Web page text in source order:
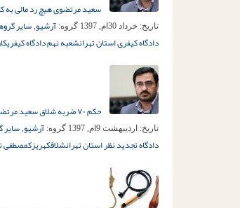
سعید مرتضوی هیچ رد مالی به
تاریخ: خرداد 30ام, 1397 گروه: آرشیو, سایر
دادگاه کیفری استان تهرانشعبه نهم دادگاه کیفری
حکم ۷۰ ضربه شلاق سعید مرتضوی تایید شد
تاریخ: اردیبهشت 9ام, 1397 گروه: آرشیو, سایر
دادگاه تجدید نظر استان تهرانشلاقکهریزکمصطفی